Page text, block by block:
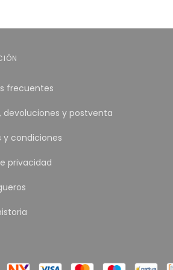
frecuentes
devoluciones y postventa
y condiciones
privacidad